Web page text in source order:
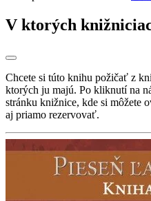
V ktorých
Chcete si túto knihu požičať z
ktorých ju majú. Po kliknutí na
stránku knižnice, kde si môžete
aj priamo rezervovať.